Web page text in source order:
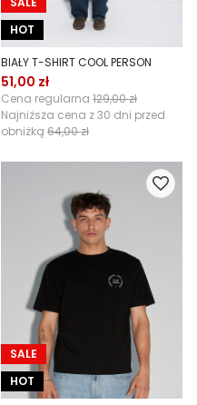
HOT
BIAŁY T-SHIRT COOL PERSON
51,00 zł
Cena regularna 129,00 zł
Najniższa cena z 30 dni przed
obniżką 64,00 zł
SALE
HOT